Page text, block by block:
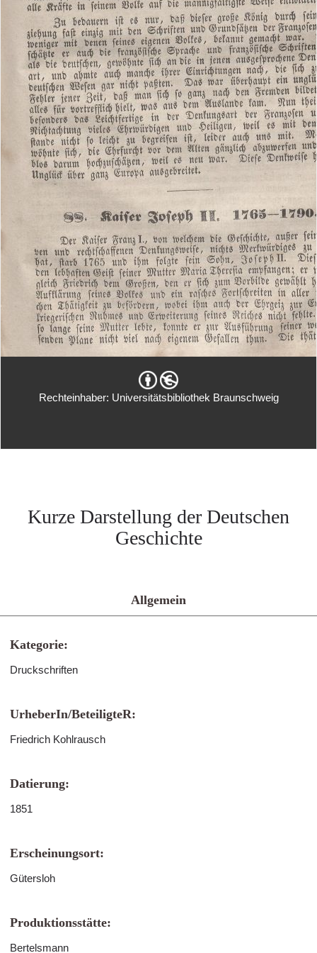
Rechteinhaber: Universitätsbibliothek Braunschweig
Kurze Darstellung der Deutschen
Geschichte
Allgemein
Kategorie:
Druckschriften
UrheberIn/BeteiligteR:
Friedrich Kohlrausch
Datierung:
1851
Erscheinungsort:
Gütersloh
Produktionsstätte:
Bertelsmann